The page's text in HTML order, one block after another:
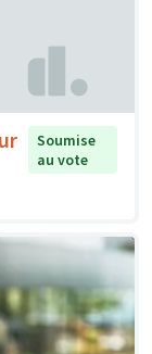
Soumise
au vote